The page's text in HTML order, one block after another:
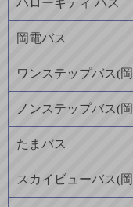
ハローキティ バス
岡電バス
ワンステップバス(
ノンステップバス(
たまバス
スカイビューバス(